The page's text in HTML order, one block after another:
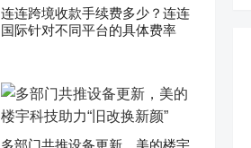
连连跨境收款手续费多少？连连
国际针对不同平台的具体费率
多部门共推设备更新，美的楼宇